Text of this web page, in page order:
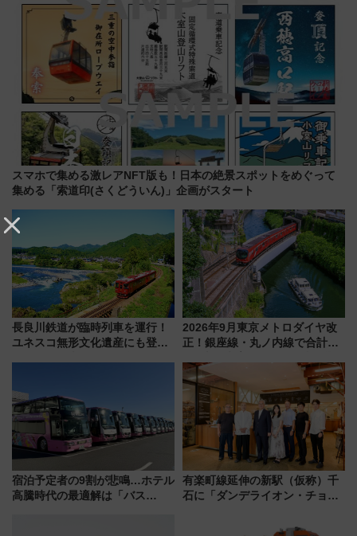
スマホで集める激レアNFT版も！日本の絶景スポットをめぐって
集める「索道印(さくどういん)」企画がスタート
長良川鉄道が臨時列車を運行！
ユネスコ無形文化遺産にも登録
2026年9月東京メトロダイヤ改
正！銀座線・丸ノ内線で合計
待
宿泊予定者の9割が悲鳴…ホテル
高騰時代の最適解は「バス
有楽町線延伸の新駅（仮称）千
石に「ダンデライオン・チョコ
1億円出資で挑む新時代のまちづ